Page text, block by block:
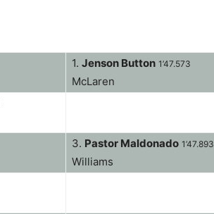
1. Jenson Button 1’47.573
McLaren
3. Pastor Maldonado 1’47.893
Williams